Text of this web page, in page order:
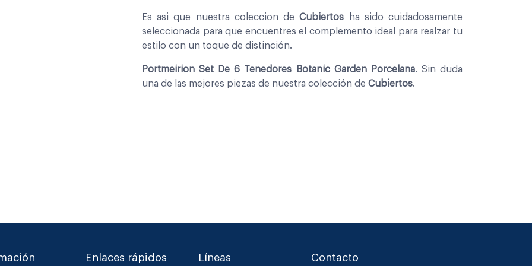
Es asi que nuestra coleccion deCubiertos ha sido cuidadosamente
seleccionada para que encuentres el complemento ideal para realzar tu
estilo con un toque de distinción.
Portmeirion Set De 6 Tenedores Botanic Garden Porcelana. Sin duda
una de las mejores piezas de nuestra colección de Cubiertos.
Enlaces rápidos Líneas Contacto